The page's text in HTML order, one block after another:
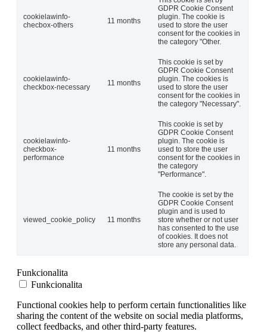
cookielawinfo-
checbox-others
11 months
GDPR Cookie Consent
plugin. The cookie is
used to store the user
consent for the cookies in
the category "Other.
cookielawinfo-
checkbox-necessary
11 months
This cookie is set by
GDPR Cookie Consent
plugin. The cookies is
used to store the user
consent for the cookies in
the category "Necessary".
cookielawinfo-
checkbox-
performance
11 months
This cookie is set by
GDPR Cookie Consent
plugin. The cookie is
used to store the user
consent for the cookies in
the category
"Performance".
viewed_cookie_policy 11 months
The cookie is set by the
GDPR Cookie Consent
plugin and is used to
store whether or not user
has consented to the use
of cookies. It does not
store any personal data.
Funkcionalita
Funkcionalita
Functional cookies help to perform certain functionalities like
sharing the content of the website on social media platforms,
collect feedbacks, and other third-party features.